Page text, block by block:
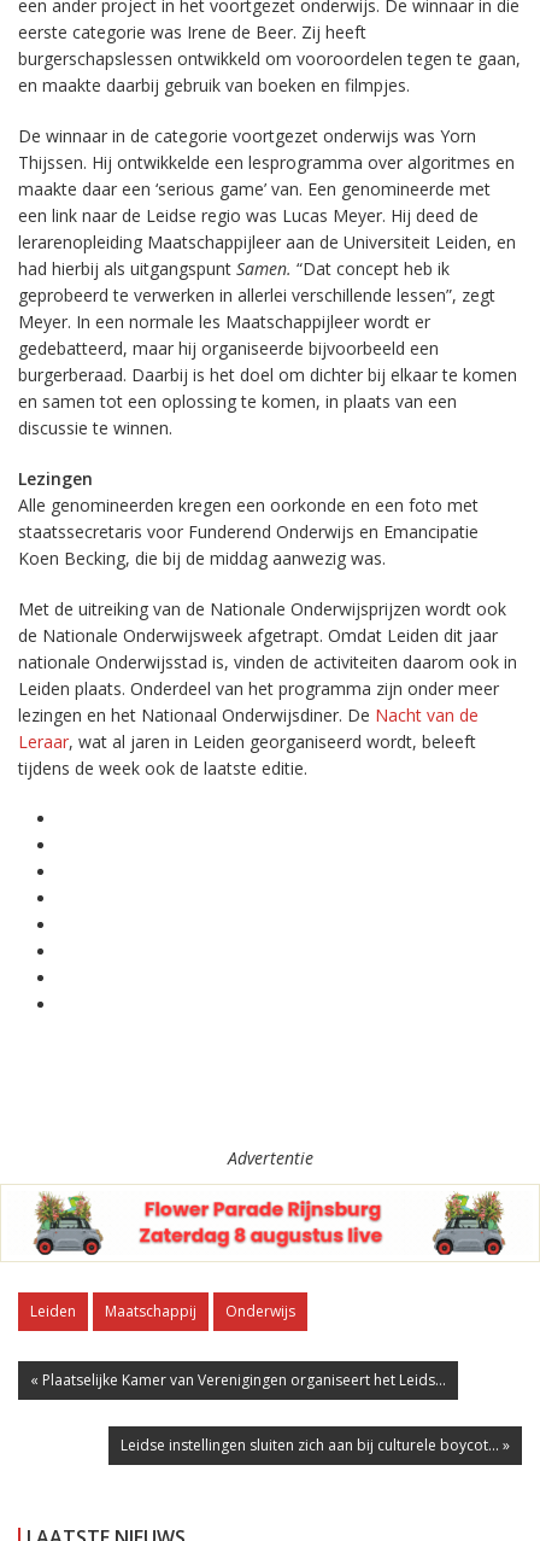
een ander project in het voortgezet onderwijs. De winnaar in die
eerste categorie was Irene de Beer. Zij heeft
burgerschapslessen ontwikkeld om vooroordelen tegen te gaan,
en maakte daarbij gebruik van boeken en filmpjes.
De winnaar in de categorie voortgezet onderwijs was Yorn
Thijssen. Hij ontwikkelde een lesprogramma over algoritmes en
maakte daar een ‘serious game’ van. Een genomineerde met
een link naar de Leidse regio was Lucas Meyer. Hij deed de
lerarenopleiding Maatschappijleer aan de Universiteit Leiden, en
had hierbij als uitgangspunt Samen. “Dat concept heb ik
geprobeerd te verwerken in allerlei verschillende lessen”, zegt
Meyer. In een normale les Maatschappijleer wordt er
gedebatteerd, maar hij organiseerde bijvoorbeeld een
burgerberaad. Daarbij is het doel om dichter bij elkaar te komen
en samen tot een oplossing te komen, in plaats van een
discussie te winnen.
Lezingen
Alle genomineerden kregen een oorkonde en een foto met
staatssecretaris voor Funderend Onderwijs en Emancipatie
Koen Becking, die bij de middag aanwezig was.
Met de uitreiking van de Nationale Onderwijsprijzen wordt ook
de Nationale Onderwijsweek afgetrapt. Omdat Leiden dit jaar
nationale Onderwijsstad is, vinden de activiteiten daarom ook in
Leiden plaats. Onderdeel van het programma zijn onder meer
lezingen en het Nationaal Onderwijsdiner. De Nacht van de
Leraar, wat al jaren in Leiden georganiseerd wordt, beleeft
tijdens de week ook de laatste editie.
Advertentie
Leiden Maatschappij Onderwijs
« Plaatselijke Kamer van Verenigingen organiseert het Leids...
Leidse instellingen sluiten zich aan bij culturele boycot... »